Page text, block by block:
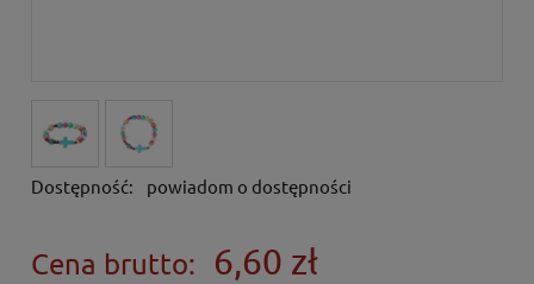
Dostępność: powiadom o dostępności
Cena brutto: 6,60 zł